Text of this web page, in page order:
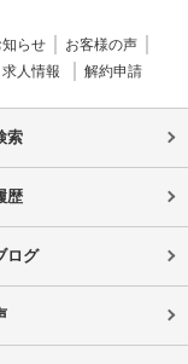
知らせ
お客様の声
求人情報 解約申請
索
歴
ログ